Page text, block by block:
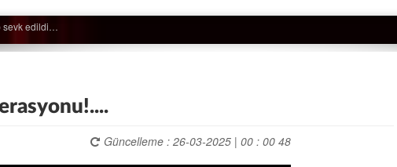
Güncelleme : 26-03-2025 | 00 : 00 48